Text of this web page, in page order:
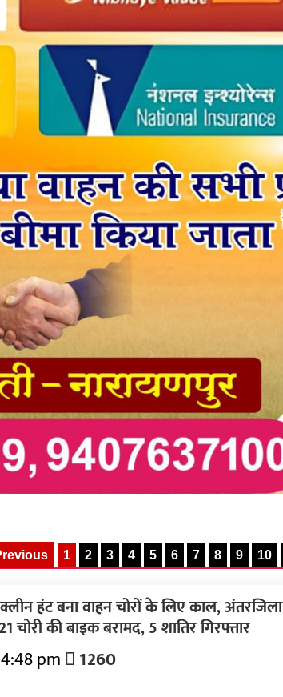
1 2 3 4 5 6 7 8 9 10
हंट बना वाहन चोरों के लिए काल, अंतरजिला
चोरी की बाइक बरामद, 5 शातिर गिरफ्तार
pm 1260